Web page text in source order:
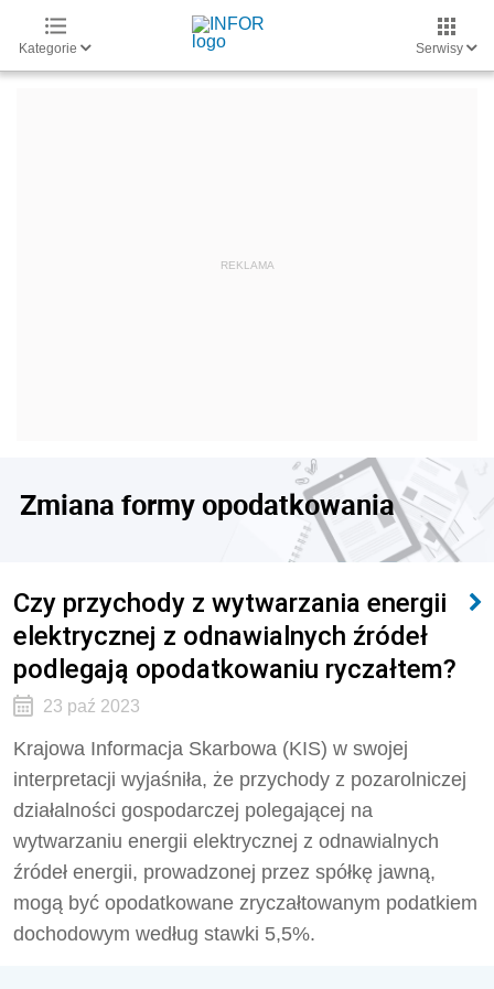
Kategorie Serwisy
Zmiana formy opodatkowania
Czy przychody z wytwarzania energii
elektrycznej z odnawialnych źródeł
podlegają opodatkowaniu ryczałtem?
23 paź 2023
Krajowa Informacja Skarbowa (KIS) w swojej
interpretacji wyjaśniła, że przychody z pozarolniczej
działalności gospodarczej polegającej na
wytwarzaniu energii elektrycznej z odnawialnych
źródeł energii, prowadzonej przez spółkę jawną,
mogą być opodatkowane zryczałtowanym podatkiem
dochodowym według stawki 5,5%.